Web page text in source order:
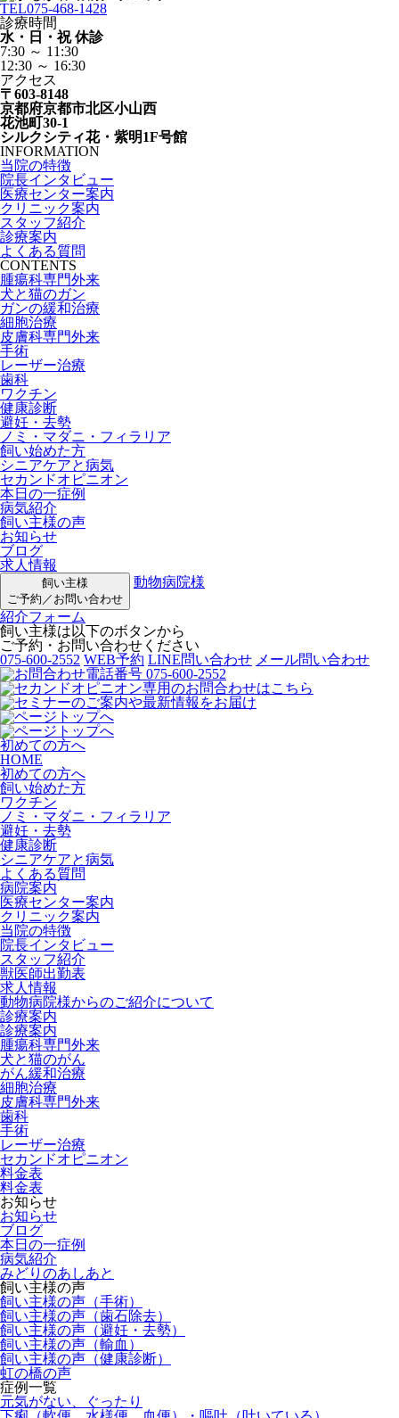
TEL075-468-1428
診療時間
水・日・祝 休診
7:30 ～ 11:30
12:30 ～ 16:30
アクセス
〒603-8148
京都府京都市北区小山西
花池町30-1
シルクシティ花・紫明1F号館
INFORMATION
当院の特徴
院長インタビュー
医療センター案内
クリニック案内
スタッフ紹介
診療案内
よくある質問
CONTENTS
腫瘍科専門外来
犬と猫のガン
ガンの緩和治療
細胞治療
皮膚科専門外来
手術
レーザー治療
歯科
ワクチン
健康診断
避妊・去勢
ノミ・マダニ・フィラリア
飼い始めた方
シニアケアと病気
セカンドオピニオン
本日の一症例
病気紹介
飼い主様の声
お知らせ
ブログ
求人情報
飼い主様
ご予約／お問い合わせ
動物病院様
紹介フォーム
飼い主様は以下のボタンから
ご予約・お問い合わせください
075-600-2552 WEB予約 LINE問い合わせ メール問い合わせ
初めての方へ
HOME
初めての方へ
飼い始めた方
ワクチン
ノミ・マダニ・フィラリア
避妊・去勢
健康診断
シニアケアと病気
よくある質問
病院案内
医療センター案内
クリニック案内
当院の特徴
院長インタビュー
スタッフ紹介
獣医師出勤表
求人情報
動物病院様からのご紹介について
診療案内
診療案内
腫瘍科専門外来
犬と猫のがん
がん緩和治療
細胞治療
皮膚科専門外来
歯科
手術
レーザー治療
セカンドオピニオン
料金表
料金表
お知らせ
お知らせ
ブログ
本日の一症例
病気紹介
みどりのあしあと
飼い主様の声
飼い主様の声（手術）
飼い主様の声（歯石除去）
飼い主様の声（避妊・去勢）
飼い主様の声（輸血）
飼い主様の声（健康診断）
虹の橋の声
症例一覧
元気がない、ぐったり